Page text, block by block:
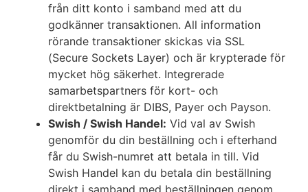
från ditt konto i samband med att du
godkänner transaktionen. All information
rörande transaktioner skickas via SSL
(Secure Sockets Layer) och är krypterade för
mycket hög säkerhet. Integrerade
samarbetspartners för kort- och
direktbetalning är DIBS, Payer och Payson.
Swish / Swish Handel: Vid val av Swish
genomför du din beställning och i efterhand
får du Swish-numret att betala in till. Vid
Swish Handel kan du betala din beställning
direkt i samband med beställningen genom